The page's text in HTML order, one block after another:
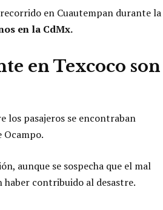
en Cuautempan durante la
en la CdMx.
en Texcoco son
los pasajeros se encontraban
aunque se sospecha que el mal
haber contribuido al desastre.